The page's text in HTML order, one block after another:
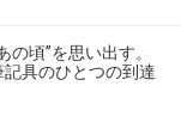
頃”を思い出す。
具のひとつの到達